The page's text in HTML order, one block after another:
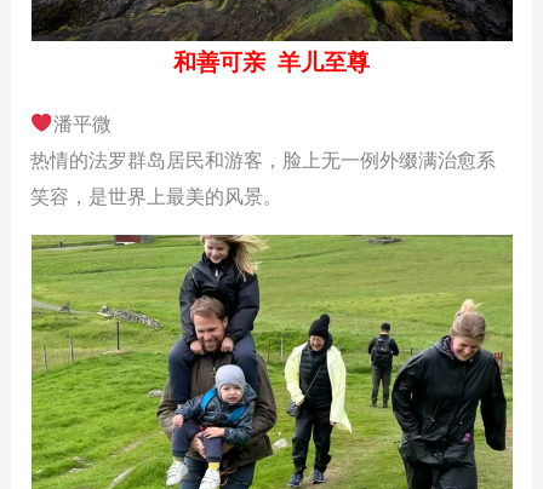
和善可亲 羊儿至尊
潘平微
热情的法罗群岛居民和游客，脸上无一例外缀满治愈系
笑容，是世界上最美的风景。